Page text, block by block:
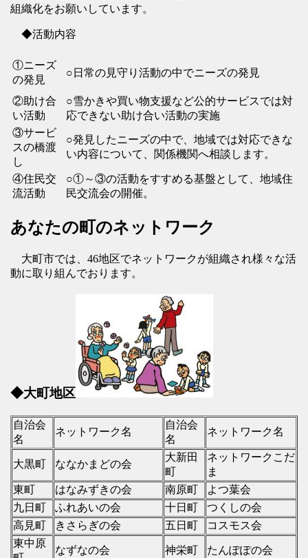
組織化をお願いしています。
◆活動内容
①ニーズ
の発見
○日常の見守り活動の中でニーズの発見
②助け合
い活動
○雪かきや買い物支援など公的サービスでは対
応できない助け合い活動の実施
③サービ
スの橋渡
し
○発見したニーズの中で、地域では対応できな
い内容について、関係機関へ相談します。
④住民交
流活動
○①～③の活動をすすめる基盤として、地域住
民交流会の開催。
あなたの町のネットワーク
大町市では、46地区でネットワークが組織され様々な活
動に取り組んでおります。
◆大町地区
自治会
名
ネットワーク名
自治会
名
ネットワーク名
大黒町 ななかまどの会
大新田
町
ネットワークこだ
ま
東町
はなみずきの会 南原町
よつ葉会
九日町
ふれあいの会 十日町
つくしの会
高見町
きさらぎの会 五日町
コスモス会
東中原
なずなの会 神栄町 たんぽぽの会